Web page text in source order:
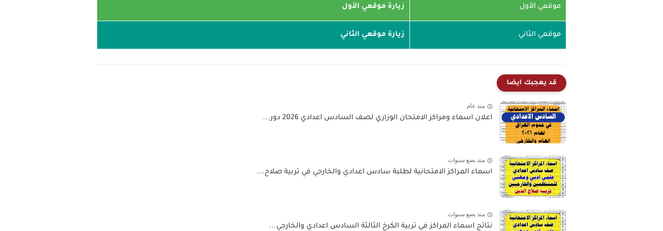
موقعي الأول زيارة موقعي الأول
موقعي الثاني زيارة موقعي الثاني
قد يعجبك ايضا
منذ عام
اعلان اسماء ومراكز الامتحان الوزاري لصف السادس اعدادي 2026 دور...
منذ بضع سنوات
اسماء المراكز الامتحانية لطلبة سادس اعدادي والخارجي في تربية صلاح...
منذ بضع سنوات
نتائج اسماء المراكز في تربية الكرخ الثالثة السادس اعدادي والخارجي...